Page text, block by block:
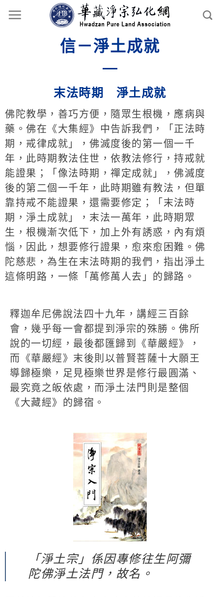
信－淨土成就
末法時期 淨土成就
佛陀教學，善巧方便，隨眾生根機，應病與
藥。佛在《大集經》中告訴我們，「正法時
期，戒律成就」，佛滅度後的第一個一千
年，此時期教法住世，依教法修行，持戒就
能證果；「像法時期，禪定成就」，佛滅度
後的第二個一千年，此時期雖有教法，但單
靠持戒不能證果，還需要修定；「末法時
期，淨土成就」，末法一萬年，此時期眾
生，根機漸次低下，加上外有誘惑，內有煩
惱，因此，想要修行證果，愈來愈困難。佛
陀慈悲，為生在末法時期的我們，指出淨土
這條明路，一條「萬修萬人去」的歸路。
釋迦牟尼佛說法四十九年，講經三百餘
會，幾乎每一會都提到淨宗的殊勝。佛所
說的一切經，最後都匯歸到《華嚴經》，
而《華嚴經》末後則以普賢菩薩十大願王
導歸極樂，足見極樂世界是修行最圓滿、
最究竟之皈依處，而淨土法門則是整個
《大藏經》的歸宿。
「淨土宗」係因專修往生阿彌
陀佛淨土法門，故名。